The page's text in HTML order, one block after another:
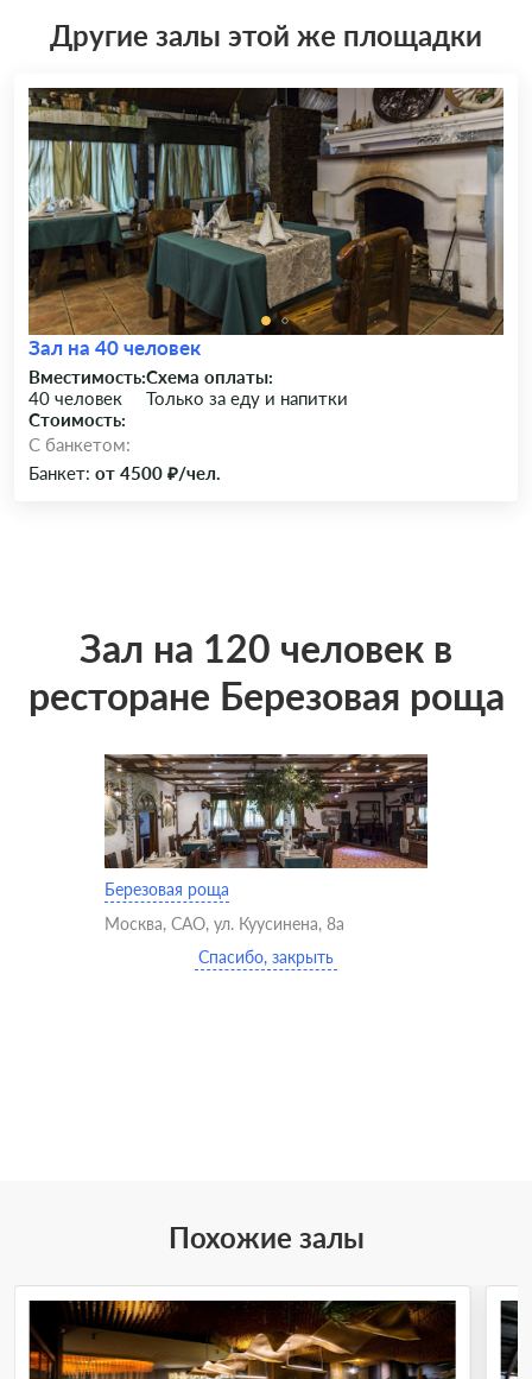
Другие залы этой же площадки
Зал на 40 человек
Вместимость:
40 человек
Схема оплаты:
Только за еду и напитки
Стоимость:
C банкетом:
Банкет: от 4500 ₽/чел.
Зал на 120 человек в
ресторане Березовая роща
Березовая роща
Москва, САО, ул. Куусинена, 8а
Спасибо, закрыть
Похожие залы